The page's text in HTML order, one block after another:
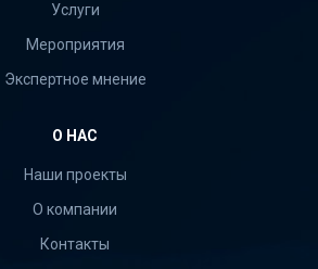
Услуги
Мероприятия
Экспертное мнение
О НАС
Наши проекты
О компании
Контакты